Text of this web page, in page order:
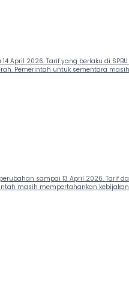
2026. Tarif yang berlaku di
Pemerintah untuk sementara
sampai 13 April 2026. Tarif
masih mempertahankan